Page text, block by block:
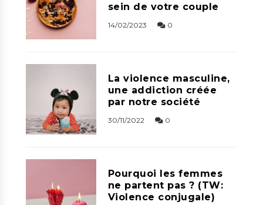
sein de votre couple
14/02/2023 0
La violence masculine,
une addiction créée
par notre société
30/11/2022 0
Pourquoi les femmes
ne partent pas ? (TW:
Violence conjugale)